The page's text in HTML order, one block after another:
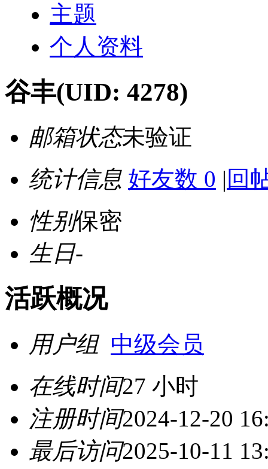
主题
个人资料
谷丰(UID: 4278)
邮箱状态未验证
统计信息 好友数 0 | 回
性别保密
生日-
活跃概况
用户组 中级会员
在线时间27 小时
注册时间2024-12-20
最后访问2025-10-11